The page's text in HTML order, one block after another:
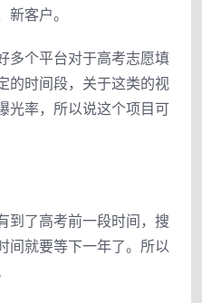
客户。
多个平台对于高考志愿填
的时间段，关于这类的视
光率，所以说这个项目可
到了高考前一段时间，搜
间就要等下一年了。所以